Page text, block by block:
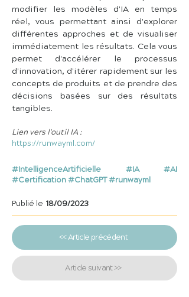
modifier les modèles d'IA en temps
réel, vous permettant ainsi d'explorer
différentes approches et de visualiser
immédiatement les résultats. Cela vous
permet d'accélérer le processus
d'innovation, d'itérer rapidement sur les
concepts de produits et de prendre des
décisions basées sur des résultats
tangibles.
Lien vers l'outil IA :
https://runwayml.com/
#IntelligenceArtificielle #IA #AI
#Certification #ChatGPT #runwayml
Publié le 18/09/2023
<< Article précédent
Article suivant >>